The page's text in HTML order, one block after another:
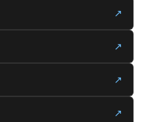
↗
↗
↗
↗